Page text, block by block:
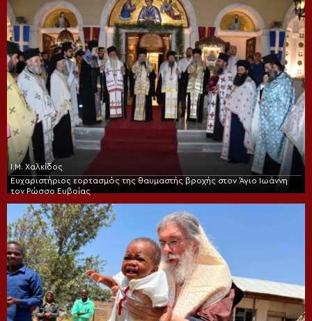
Ι.Μ. Χαλκίδος
Ευχαριστήριος εορτασμός της θαυμαστής βροχής στον Άγιο Ιωάννη
τον Ρώσσο Ευβοίας